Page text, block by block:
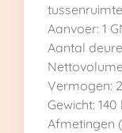
Aanvoer: 1
Aantal
Vermogen:
Gewicht: 140
Afmetingen